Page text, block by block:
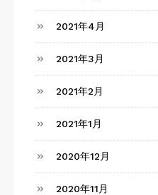
2021年4月
2021年3月
2021年2月
2021年1月
2020年12月
2020年11月